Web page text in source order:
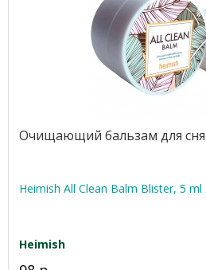
Очищающий бальзам для
Heimish All Clean Balm Blister, 5 ml
Heimish